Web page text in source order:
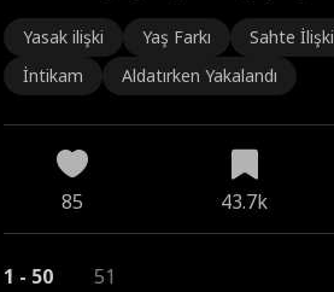
Yasak ilişki Yaş Farkı Sahte İlişki
İntikam
Aldatırken Yakalandı
85 43.7k
1 - 50 51